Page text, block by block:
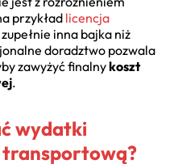
przykład licencja
inna bajka niż
doradztwo pozwala
zawyżyć finalnykoszt
.
wydatki
transportową?